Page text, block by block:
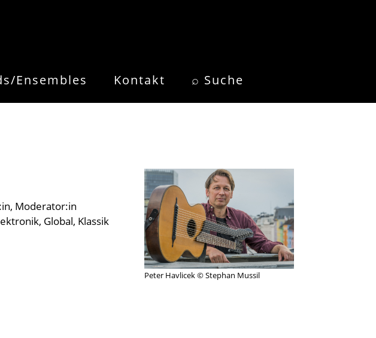
Ensembles Kontakt ⌕ Suche
Moderator:in
Global Klassik
Peter Havlicek © Stephan Mussil